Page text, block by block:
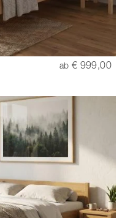
ab € 999,00